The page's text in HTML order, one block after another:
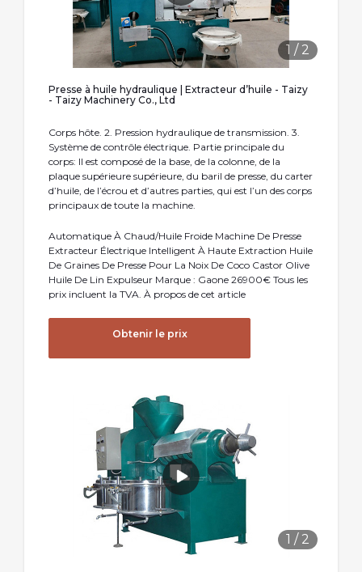
1 / 2
Presse à huile hydraulique | Extracteur d’huile - Taizy
- Taizy Machinery Co., Ltd
Corps hôte. 2. Pression hydraulique de transmission. 3.
Système de contrôle électrique. Partie principale du
corps: Il est composé de la base, de la colonne, de la
plaque supérieure supérieure, du baril de presse, du carter
d’huile, de l’écrou et d’autres parties, qui est l’un des corps
principaux de toute la machine.
Automatique À Chaud/Huile Froide Machine De Presse
Extracteur Électrique Intelligent À Haute Extraction Huile
De Graines De Presse Pour La Noix De Coco Castor Olive
Huile De Lin Expulseur Marque : Gaone 26900€ Tous les
prix incluent la TVA. À propos de cet article
Obtenir le prix
1 / 2